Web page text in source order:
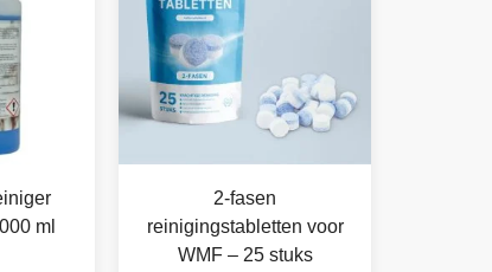
ml
2-fasen
reinigingstabletten voor
WMF – 25 stuks